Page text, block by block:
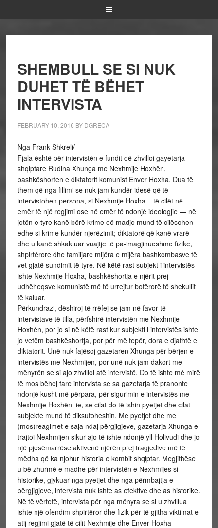
SHEMBULL SE SI NUK
DUHET TË BËHET
INTERVISTA
FEBRUARY 10, 2016 BY DGRECA
Nga Frank Shkreli/
Fjala është për intervistën e fundit që zhvilloi gayetarja
shqiptare Rudina Xhunga me Nexhmije Hoxhën,
bashkëshorten e diktatorit komunist Enver Hoxha. Dua të
them që nga fillimi se nuk jam kundër idesë që të
intervistohen persona, si Nexhmije Hoxha – të cilët në
emër të një regjimi ose në emër të ndonjë ideologjie — në
jetën e tyre kanë bërë krime që madje mund të cilësohen
edhe si krime kundër njerëzimit; diktatorë që kanë vrarë
dhe u kanë shkaktuar vuajtje të pa-imagjinueshme fizike,
shpirtërore dhe familjare mijëra e mijëra bashkombasve të
vet gjatë sundimit të tyre. Në këtë rast subjekt i intervistës
ishte Nexhmije Hoxha, bashkëshortja e njërit prej
udhëheqsve komunistë më të urrejtur botërorë të shekullit
të kaluar.
Përkundrazi, dëshiroj të rrëfej se jam në favor të
intervistave të tilla, përfshirë intervistën me Nexhmije
Hoxhën, por jo si në këtë rast kur subjekti i intervistës ishte
jo vetëm bashkëshortja, por për më tepër, dora e djathtë e
diktatorit. Unë nuk fajësoj gazetaren Xhunga për bërjen e
intervistës me Nexhmijen, por unë nuk jam dakort me
mënyrën se si ajo zhvilloi atë intervistë. Do të ishte më mirë
të mos bëhej fare intervista se sa gazetarja të pranonte
ndonjë kusht më përpara, për sigurimin e intervistës me
Nexhmije Hoxhën, ie, se cilat do të ishin pyetjet dhe cilat
subjekte mund të diksutoheshin. Me pyetjet dhe me
(mos)reagimet e saja ndaj përgjigjeve, gazetarja Xhunga e
trajtoi Nexhmijen sikur ajo të ishte ndonjë yll Holivudi dhe jo
një pjesëmarrëse aktivenë njërën prej tragjedive më të
mëdha që ka njohur historia e kombit shqiptar. Megjithëse
u bë zhurmë e madhe për intervistën e Nexhmijes si
historike, gjykuar nga pyetjet dhe nga përmbajtja e
përgjigjeve, intervista nuk ishte as efektive dhe as historike.
Në të vërtetë, intervista për nga mënyra se si u zhvillua
ishte një ofendim shpirtëror dhe fizik për të gjitha viktimat e
atij regjimi gjatë të cilit Nexhmije dhe Enver Hoxha